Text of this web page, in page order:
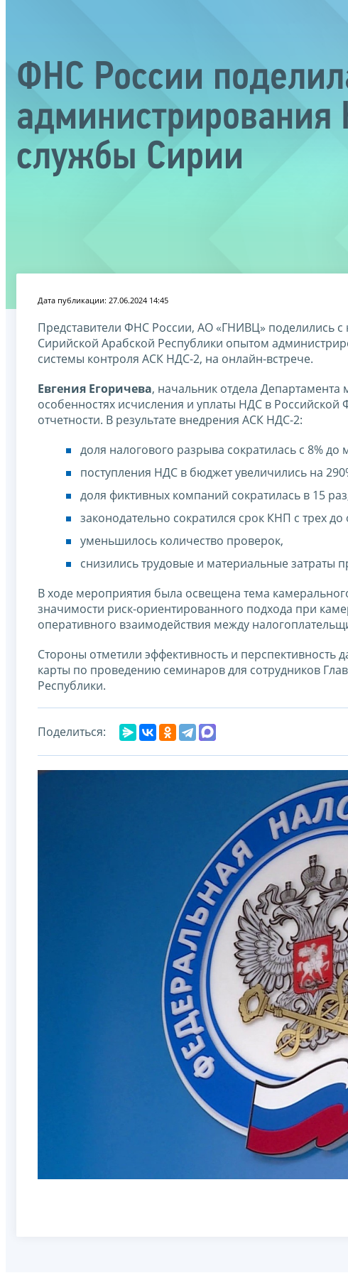
ФНС России
администрирования
службы Сирии
Дата публикации: 27.06.2024 14:45
Представители ФНС России, АО «ГНИВЦ» поделились
Сирийской Арабской Республики опытом
системы контроля АСК НДС-2, на онлайн-встрече.
Евгения Егоричева, начальник отдела
особенностях исчисления и уплаты НДС в
отчетности. В результате внедрения АСК НДС-2:
доля налогового разрыва сократилась с 8% до
поступления НДС в бюджет увеличились на
доля фиктивных компаний сократилась в 15
законодательно сократился срок КНП с трех
уменьшилось количество проверок,
снизились трудовые и материальные затраты
В ходе мероприятия была освещена тема
значимости риск-ориентированного подхода при
оперативного взаимодействия между
Стороны отметили эффективность и
карты по проведению семинаров для сотрудников
Республики.
Поделиться: